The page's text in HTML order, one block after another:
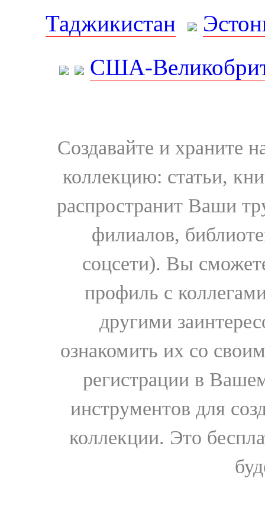
Таджикистан
США-
Создавайте и храните
коллекцию: статьи,
распространит Ваши
филиалов,
соцсети). Вы
профиль с
другими
ознакомить их со
регистрации в
инструментов для
коллекции. Это